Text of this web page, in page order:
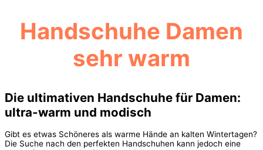
Handschuhe Damen
sehr warm
Die ultimativen Handschuhe für Damen:
ultra-warm und modisch
Gibt es etwas Schöneres als warme Hände an kalten Wintertagen?
Die Suche nach den perfekten Handschuhen kann jedoch eine